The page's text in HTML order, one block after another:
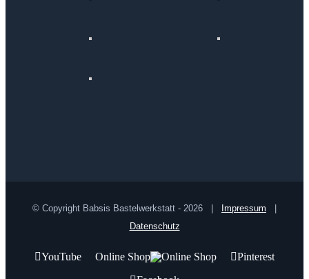
© Copyright Babsis Bastelwerkstatt - 2026 | Impressum
Datenschutz
YouTube Online Shop
Pinterest